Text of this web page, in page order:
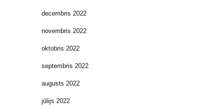
decembris 2022
novembris 2022
oktobris 2022
septembris 2022
augusts 2022
jūlijs 2022